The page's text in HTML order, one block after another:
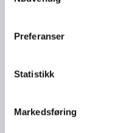
Preferanser
Statistikk
Markedsføring
Legespesialist i